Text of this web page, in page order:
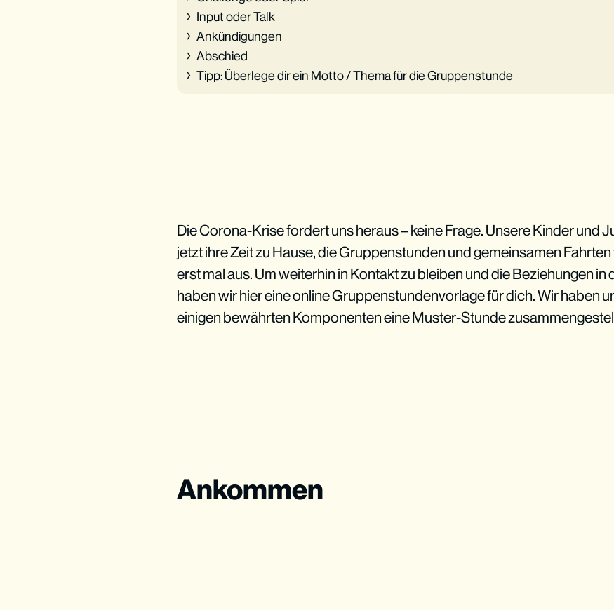
Input oder Talk
Ankündigungen
Abschied
Tipp: Überlege dir ein Motto / Thema für die Gruppenstunde
Die Corona-Krise fordert uns heraus – keine Frage. Unsere Kinder und
jetzt ihre Zeit zu Hause, die Gruppenstunden und gemeinsamen
erst mal aus. Um weiterhin in Kontakt zu bleiben und die Beziehungen
haben wir hier eine online Gruppenstundenvorlage für dich. Wir haben
einigen bewährten Komponenten eine Muster-Stunde
Ankommen